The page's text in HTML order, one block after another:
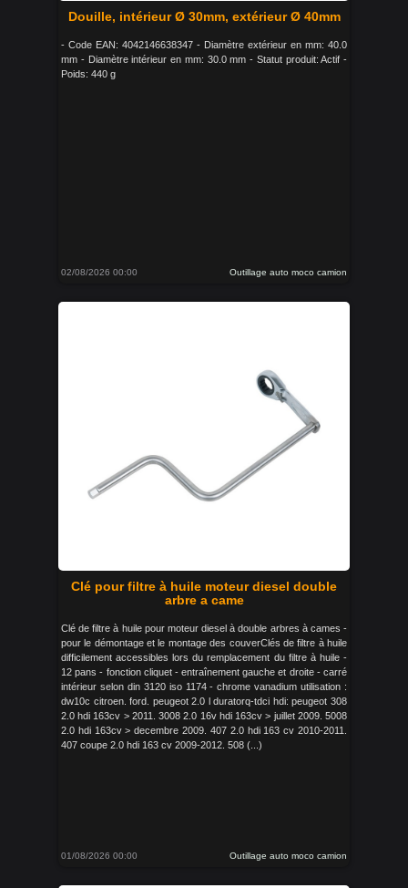
Douille, intérieur Ø 30mm, extérieur Ø 40mm
- Code EAN: 4042146638347 - Diamètre extérieur en mm: 40.0
mm - Diamètre intérieur en mm: 30.0 mm - Statut produit: Actif -
Poids: 440 g
02/08/2026 00:00 Outillage auto moco camion
Clé pour filtre à huile moteur diesel double
arbre a came
Clé de filtre à huile pour moteur diesel à double arbres à cames -
pour le démontage et le montage des couverClés de filtre à huile
difficilement accessibles lors du remplacement du filtre à huile -
12 pans - fonction cliquet - entraînement gauche et droite - carré
intérieur selon din 3120 iso 1174 - chrome vanadium utilisation :
dw10c citroen. ford. peugeot 2.0 l duratorq-tdci hdi: peugeot 308
2.0 hdi 163cv > 2011. 3008 2.0 16v hdi 163cv > juillet 2009. 5008
2.0 hdi 163cv > decembre 2009. 407 2.0 hdi 163 cv 2010-2011.
407 coupe 2.0 hdi 163 cv 2009-2012. 508 (...)
01/08/2026 00:00 Outillage auto moco camion